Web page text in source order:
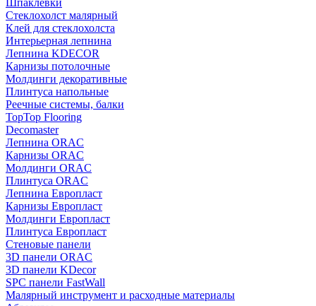
Шпаклевки
Стеклохолст малярный
Клей для стеклохолста
Интерьерная лепнина
Лепнина KDECOR
Карнизы потолочные
Молдинги декоративные
Плинтуса напольные
Реечные системы, балки
TopTop Flooring
Decomaster
Лепнина ORAC
Карнизы ORAC
Молдинги ORAC
Плинтуса ORAC
Лепнина Европласт
Карнизы Европласт
Молдинги Европласт
Плинтуса Европласт
Стеновые панели
3D панели ORAC
3D панели KDecor
SPC панели FastWall
Малярный инструмент и расходные материалы